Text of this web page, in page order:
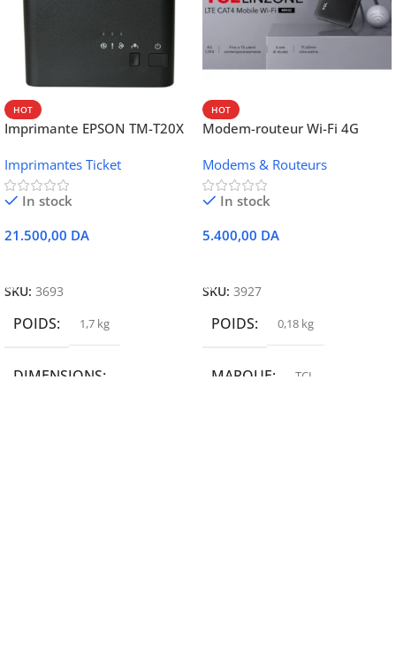
HOT
Imprimante EPSON TM-T20X
Ethernet
Imprimantes Ticket
In stock
21.500,00 DA
SKU: 3693
POIDS 1,7 kg
DIMENSIONS
HOT
Modem-routeur Wi-Fi 4G
Modems & Routeurs
In stock
5.400,00 DA
SKU: 3927
POIDS 0,18 kg
MARQUE TCL